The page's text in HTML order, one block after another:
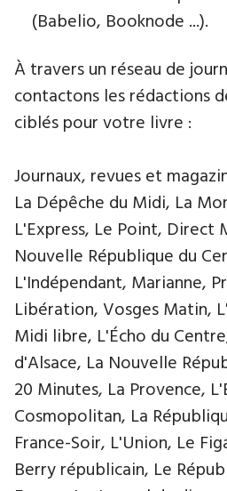
(Babelio, Booknode ...).
À travers un réseau de
contactons les rédactions
ciblés pour votre livre :
Journaux, revues et
La Dépêche du Midi, La
L'Express, Le Point, Direct
Nouvelle République du
L'Indépendant, Marianne,
Libération, Vosges Matin,
Midi libre, L'Écho du
d'Alsace, La Nouvelle
20 Minutes, La Provence,
Cosmopolitan, La
France-Soir, L'Union, Le
Berry républicain, Le